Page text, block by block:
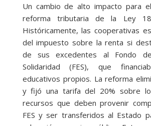
Un cambio de alto impacto para
reforma tributaria de la Ley
Históricamente, las cooperativas
del impuesto sobre la renta si
de sus excedentes al Fondo
Solidaridad (FES), que
educativos propios. La reforma
y fijó una tarifa del 20% sobre
recursos que deben provenir
FES y ser transferidos al Estado